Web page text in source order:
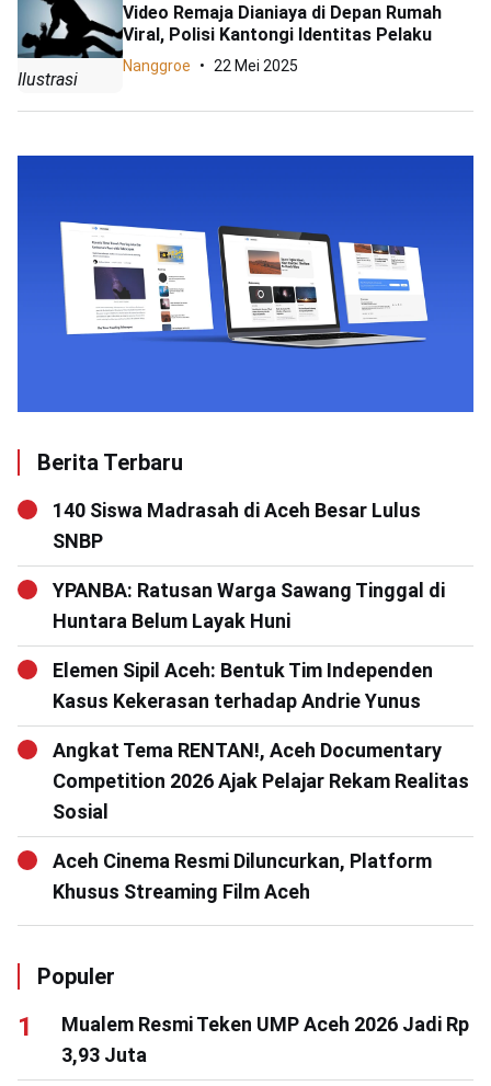
Ilustrasi
Video Remaja Dianiaya di Depan Rumah
Viral, Polisi Kantongi Identitas Pelaku
Nanggroe 22 Mei 2025
Berita Terbaru
140 Siswa Madrasah di Aceh Besar Lulus
SNBP
YPANBA: Ratusan Warga Sawang Tinggal di
Huntara Belum Layak Huni
Elemen Sipil Aceh: Bentuk Tim Independen
Kasus Kekerasan terhadap Andrie Yunus
Angkat Tema RENTAN!, Aceh Documentary
Competition 2026 Ajak Pelajar Rekam Realitas
Sosial
Aceh Cinema Resmi Diluncurkan, Platform
Khusus Streaming Film Aceh
Populer
Mualem Resmi Teken UMP Aceh 2026 Jadi Rp
3,93 Juta